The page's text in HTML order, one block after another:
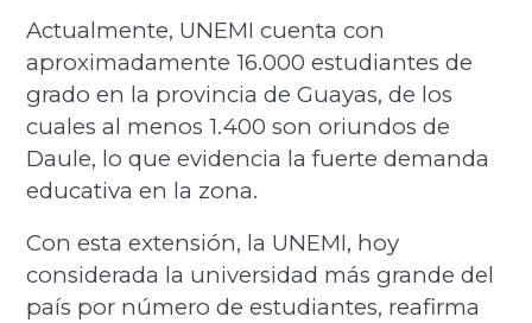
Actualmente, UNEMI cuenta con
aproximadamente 16.000 estudiantes de
grado en la provincia de Guayas, de los
cuales al menos 1.400 son oriundos de
Daule, lo que evidencia la fuerte demanda
educativa en la zona.
Con esta extensión, la UNEMI, hoy
considerada la universidad más grande del
país por número de estudiantes, reafirma